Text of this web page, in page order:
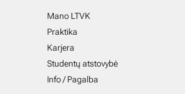
Mano LTVK
Praktika
Karjera
Studentų atstovybė
Info / Pagalba